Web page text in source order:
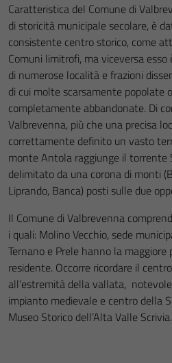
Caratteristica del Comune di
di storicità municipale secolare, è
consistente centro storico, come
Comuni limitrofi, ma viceversa
di numerose località e frazioni
di cui molte scarsamente popolate
completamente abbandonate. Di
Valbrevenna, più che una precisa
correttamente definito un vasto
monte Antola raggiunge il torrente
delimitato da una corona di monti
Liprando, Banca) posti sulle due
Il Comune di Valbrevenna
i quali: Molino Vecchio, sede
Ternano e Prele hanno la
residente. Occorre ricordare il
all’estremità della vallata,
impianto medievale e centro della
Museo Storico dell’Alta Valle Scrivia.